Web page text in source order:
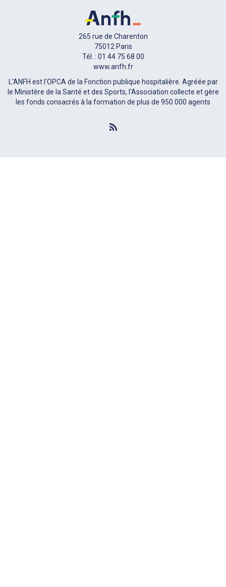
265 rue de Charenton
75012 Paris
Tél. : 01 44 75 68 00
www.anfh.fr
L'ANFH est l'OPCA de la Fonction publique hospitalière. Agréée par
le Ministère de la Santé et des Sports, l'Association collecte et gère
les fonds consacrés à la formation de plus de 950 000 agents